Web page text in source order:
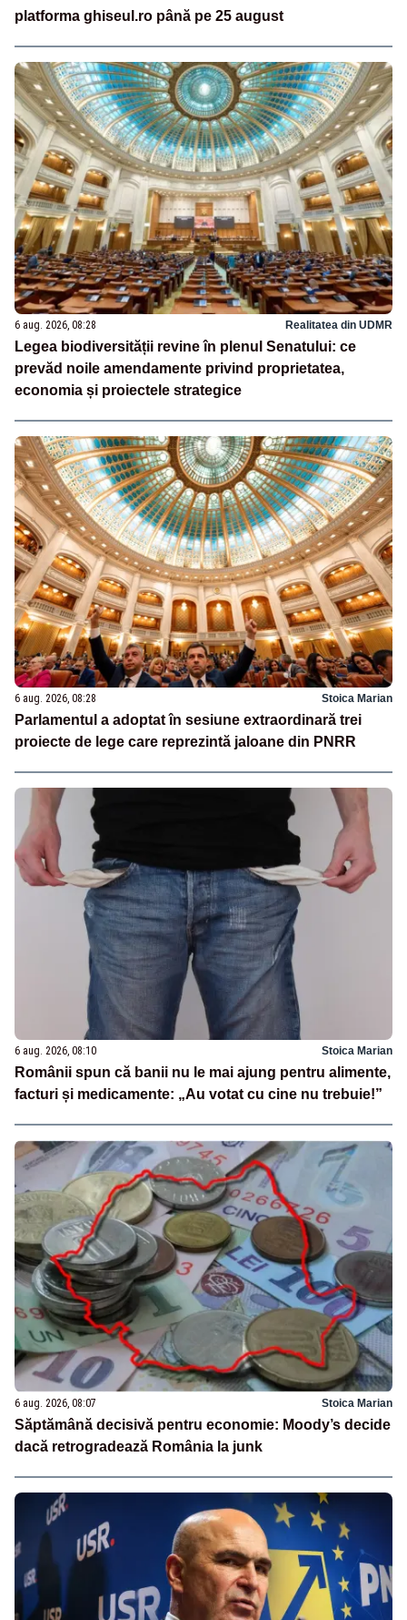
platforma ghiseul.ro până pe 25 august
6 aug. 2026, 08:28 Realitatea din UDMR
Legea biodiversității revine în plenul Senatului: ce
prevăd noile amendamente privind proprietatea,
economia și proiectele strategice
6 aug. 2026, 08:28 Stoica Marian
Parlamentul a adoptat în sesiune extraordinară trei
proiecte de lege care reprezintă jaloane din PNRR
6 aug. 2026, 08:10 Stoica Marian
Românii spun că banii nu le mai ajung pentru alimente,
facturi și medicamente: „Au votat cu cine nu trebuie!”
6 aug. 2026, 08:07 Stoica Marian
Săptămână decisivă pentru economie: Moody’s decide
dacă retrogradează România la junk